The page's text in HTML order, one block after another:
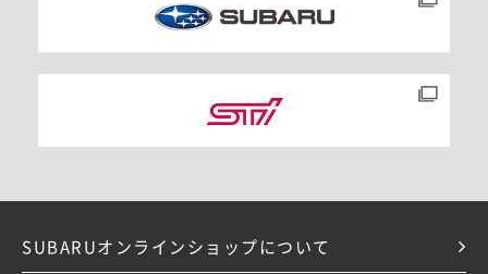
SUBARUオンラインショップについて